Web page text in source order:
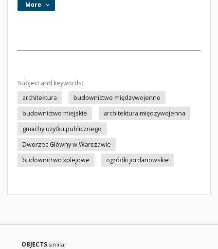
More
Subject and keywords:
architektura
budownictwo międzywojenne
budownictwo miejskie
architektura międzywojenna
gmachy użytku publicznego
Dworzec Główny w Warszawie
budownictwo kolejowe
ogródki jordanowskie
OBJECTS similar